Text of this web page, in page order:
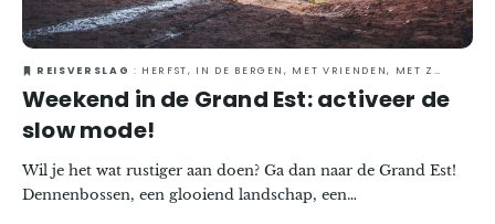
REISVERSLAG : HERFST, IN DE BERGEN, MET VRIENDEN, MET ZIJN TWEETJES, NATUUR, WELLNESS, WINTER
Weekend in de Grand Est: activeer de
slow mode!
Wil je het wat rustiger aan doen? Ga dan naar de Grand Est!
Dennenbossen, een glooiend landschap, een